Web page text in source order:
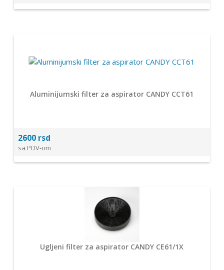
Aluminijumski filter za aspirator CANDY CCT61
2600 rsd
sa PDV-om
Ugljeni filter za aspirator CANDY CE61/1X